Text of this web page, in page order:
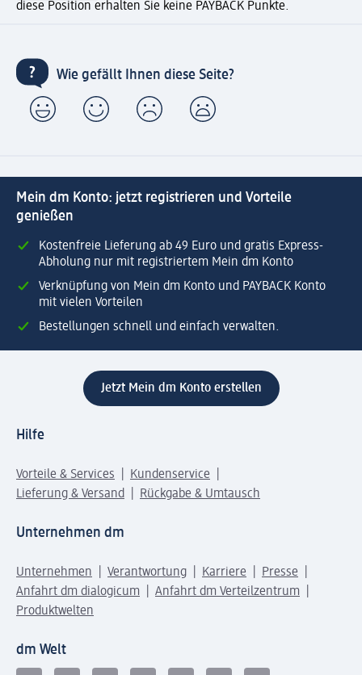
diese Position erhalten Sie keine PAYBACK Punkte.
Wie gefällt Ihnen diese Seite?
Mein dm Konto: jetzt registrieren und Vorteile
genießen
Kostenfreie Lieferung ab 49 Euro und gratis Express-
Abholung nur mit registriertem Mein dm Konto
Verknüpfung von Mein dm Konto und PAYBACK Konto
mit vielen Vorteilen
Bestellungen schnell und einfach verwalten.
Jetzt Mein dm Konto erstellen
Hilfe
Vorteile & Services
Kundenservice
Lieferung & Versand
Rückgabe & Umtausch
Unternehmen dm
Unternehmen Verantwortung Karriere
Presse
Anfahrt dm dialogicum
Anfahrt dm Verteilzentrum
Produktwelten
dm Welt